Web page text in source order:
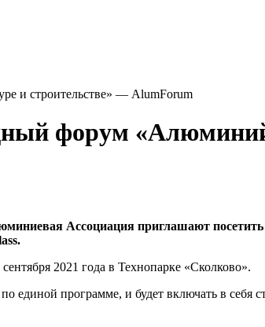
и строительстве» — AlumForum
форум «Алюминий
Ассоциация приглашают
2021 года в Технопарке «Сколково».
единой программе, и будет включать в себя